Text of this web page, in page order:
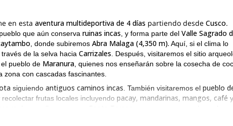
en esta aventura multideportiva de 4 días partiendo desde Cusco.
pueblo que aún conserva ruinas incas , y forma parte del Valle Sagrado
, donde subiremos Abra Malaga (4,350 m). Aquí, si el clima lo
de la selva hacia Carrizales . Después, visitaremos el sitio
pueblo de Maranura , quienes nos enseñarán sobre la cosecha de
zona con cascadas fascinantes.
siguiendo antiguos caminos incas . También visitaremos el pueblo
recolectar frutas locales incluyendo pacay, mandarinas, mangos, café y